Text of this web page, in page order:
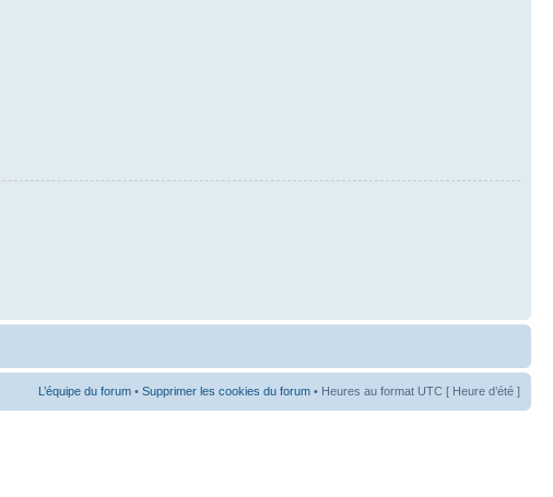
L’équipe du forum • Supprimer les cookies du forum • Heures au format UTC [ Heure d’été ]